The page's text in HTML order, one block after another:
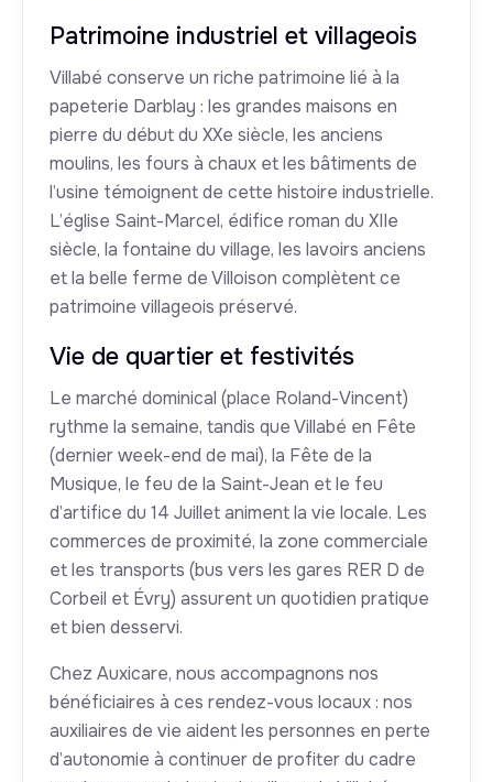
Patrimoine industriel et villageois
Villabé conserve un riche patrimoine lié à la
papeterie Darblay : les grandes maisons en
pierre du début du XXe siècle, les anciens
moulins, les fours à chaux et les bâtiments de
l’usine témoignent de cette histoire industrielle.
L’église Saint-Marcel, édifice roman du XIIe
siècle, la fontaine du village, les lavoirs anciens
et la belle ferme de Villoison complètent ce
patrimoine villageois préservé.
Vie de quartier et festivités
Le marché dominical (place Roland-Vincent)
rythme la semaine, tandis que Villabé en Fête
(dernier week-end de mai), la Fête de la
Musique, le feu de la Saint-Jean et le feu
d’artifice du 14 Juillet animent la vie locale. Les
commerces de proximité, la zone commerciale
et les transports (bus vers les gares RER D de
Corbeil et Évry) assurent un quotidien pratique
et bien desservi.
Chez Auxicare, nous accompagnons nos
bénéficiaires à ces rendez-vous locaux : nos
auxiliaires de vie aident les personnes en perte
d’autonomie à continuer de profiter du cadre